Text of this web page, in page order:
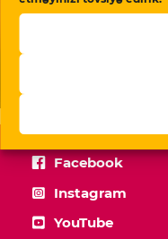
“İstəmirəm başqa
əsgərin anası
Facebook
Instagram
YouTube